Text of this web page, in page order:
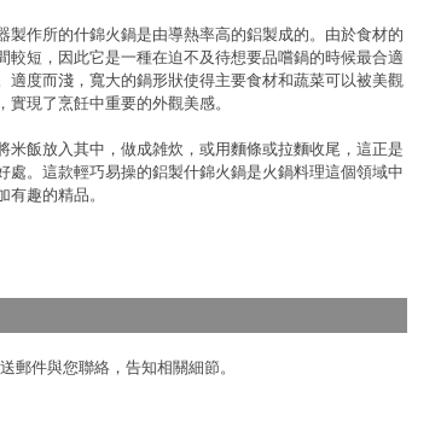
製作所的什錦火鍋是由導熱率高的鋁製成的。由於食材的
較短，因此它是一種在迫不及待想要品嚐鍋的時候最合適
適度而淺，寬大的鍋形狀使得主要食材和蔬菜可以被美觀
實現了烹飪中重要的外觀美感。
米飯放入其中，做成雑炊，或用麵條或拉麵收尾，這正是
處。這款輕巧易操的鋁製什錦火鍋是火鍋料理這個領域中
有趣的精品。
郵件與您聯絡，告知相關細節。